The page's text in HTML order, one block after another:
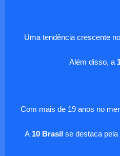
Uma tendência crescente
Além disso, a
Com mais de 19 anos no
A10 Brasil se destaca